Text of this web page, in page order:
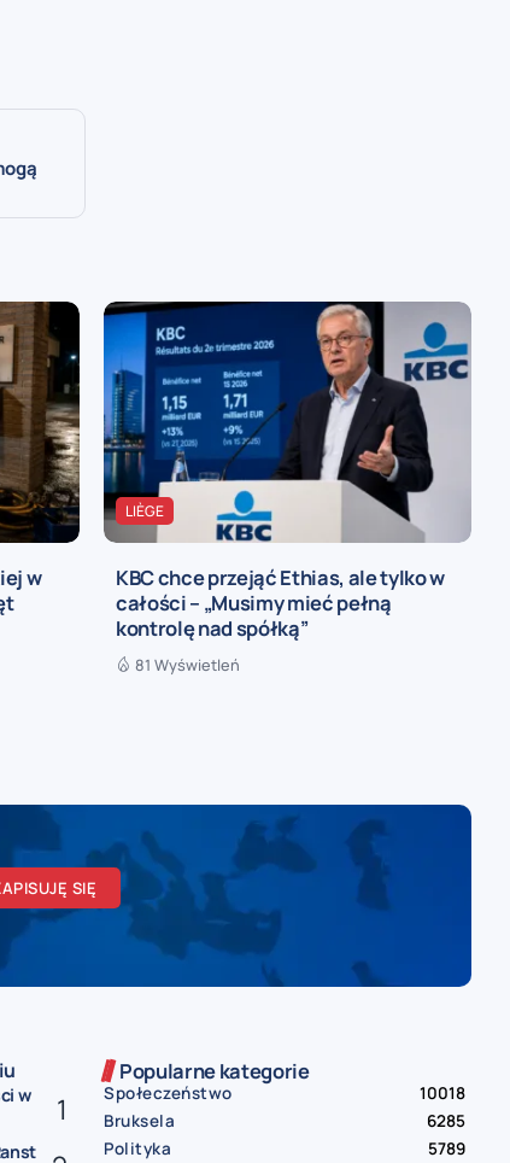
w
LIÈGE
KBC chce przejąć Ethias, ale tylko w
całości – „Musimy mieć pełną
kontrolę nad spółką”
81 Wyświetleń
SIĘ
w
Popularne kategorie
Społeczeństwo
10018
Bruksela
6285
Polityka
5789